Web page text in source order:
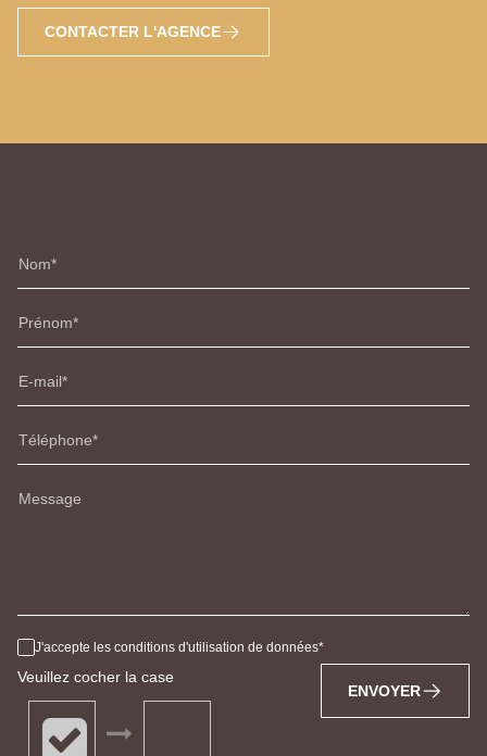
CONTACTER L'AGENCE
Nom
Prénom
E-mail
Téléphone
Message
J'accepte les conditions d'utilisation de données
Veuillez cocher la case
ENVOYER